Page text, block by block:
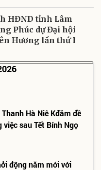
HĐND tỉnh Lâm
Phúc dự Đại hội
Hương lần thứ I
Hà Niê Kđăm đề
sau Tết Bính Ngọ
động năm mới với